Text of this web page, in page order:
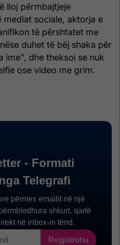
lloj përmbajtjeje
mediat sociale, aktorja e
të përshtatet me
duhet të bëj shaka për
ime", dhe theksoi se nuk
ose video me grim.